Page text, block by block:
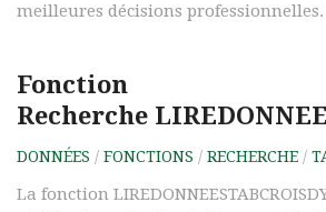
meilleures décisions
Fonction
Recherche
DONNÉES / FONCTIONS / RECHERCHE /
La fonction